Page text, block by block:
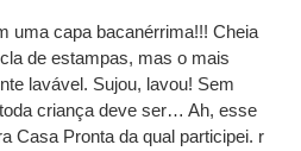
uma capa bacanérrima!!! Cheia
de estampas, mas o mais
lavável. Sujou, lavou! Sem
criança deve ser… Ah, esse
Casa Pronta da qual participei. r